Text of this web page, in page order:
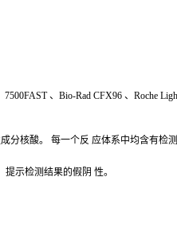
7500FAST、 Bio-Rad CFX96 、 Roche
分核酸。 每一个反 应体系中均含有检
提示检测结果的假阴 性。